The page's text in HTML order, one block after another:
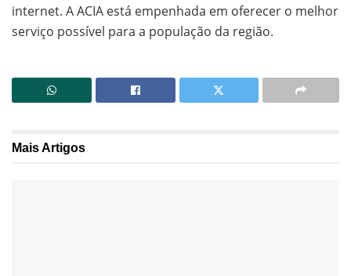
internet. A ACIA está empenhada em oferecer o melhor
serviço possível para a população da região.
MaisArtigos